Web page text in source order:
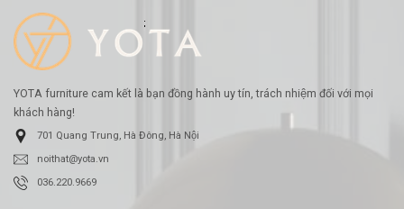
YOTA furniture cam kết là bạn đồng hành uy tín, trách nhiệm đối với mọi
khách hàng!
701 Quang Trung, Hà Đông, Hà Nội
noithat@yota.vn
036.220.9669